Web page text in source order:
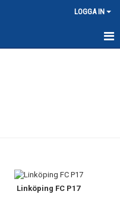
LOGGA IN
Linköping FC P17